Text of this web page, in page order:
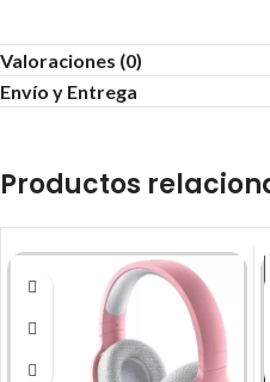
Valoraciones (0)
Envío y Entrega
Productos